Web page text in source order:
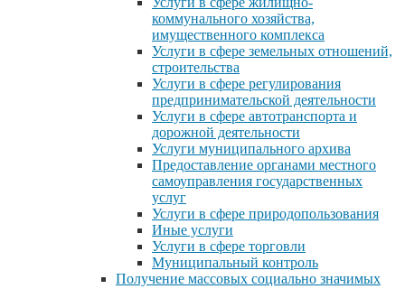
коммунального хозяйства,
имущественного комплекса
Услуги в сфере земельных отношений,
строительства
Услуги в сфере регулирования
предпринимательской деятельности
Услуги в сфере автотранспорта и
дорожной деятельности
Услуги муниципального архива
Предоставление органами местного
самоуправления государственных
услуг
Услуги в сфере природопользования
Иные услуги
Услуги в сфере торговли
Муниципальный контроль
Получение массовых социально значимых